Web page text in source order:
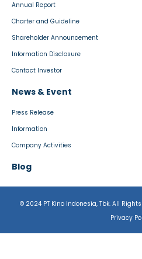
Annual Report
Charter and Guideline
Shareholder Announcement
Information Disclosure
Contact Investor
News & Event
Press Release
Information
Company Activities
Blog
© 2024 PT Kino Indonesia, Tbk. All
Privacy